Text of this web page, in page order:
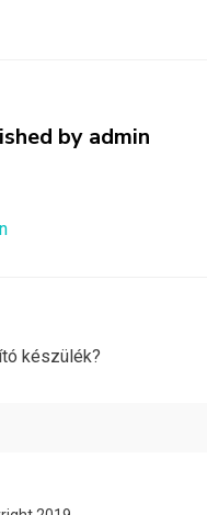
by admin
készülék?